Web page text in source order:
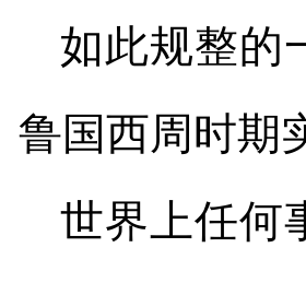
如此规整的
鲁国西周时期
世界上任何